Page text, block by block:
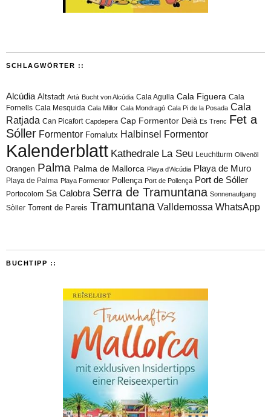
SCHLAGWÖRTER ::
Alcúdia Altstadt Artà Bucht von Alcúdia Cala Agulla Cala Figuera Cala
Fornells Cala Mesquida Cala Millor Cala Mondragó Cala Pi de la Posada Cala
Ratjada Can Picafort Capdepera Cap Formentor Deià Es Trenc Fet a
Sóller Formentor Fornalutx Halbinsel Formentor
Kalenderblatt Kathedrale La Seu Leuchtturm Olivenöl
Orangen Palma Palma de Mallorca Playa d'Alcúdia Playa de Muro
Playa de Palma Playa Formentor Pollença Port de Pollença Port de Sóller
Portocolom Sa Calobra Serra de Tramuntana Sonnenaufgang
Sòller Torrent de Pareis Tramuntana Valldemossa WhatsApp
BUCHTIPP ::